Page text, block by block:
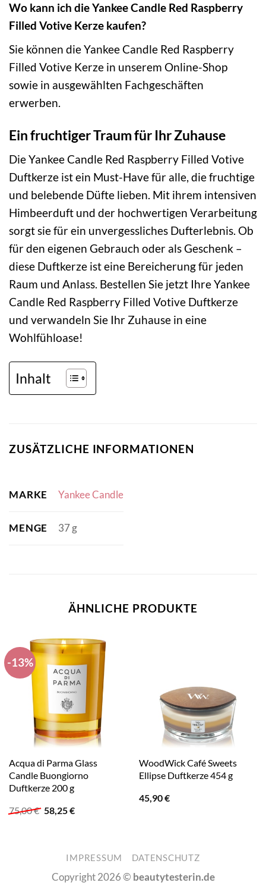
Wo kann ich die Yankee Candle Red Raspberry
Filled Votive Kerze kaufen?
Sie können die Yankee Candle Red Raspberry
Filled Votive Kerze in unserem Online-Shop
sowie in ausgewählten Fachgeschäften
erwerben.
Ein fruchtiger Traum für Ihr Zuhause
Die Yankee Candle Red Raspberry Filled Votive
Duftkerze ist ein Must-Have für alle, die fruchtige
und belebende Düfte lieben. Mit ihrem intensiven
Himbeerduft und der hochwertigen Verarbeitung
sorgt sie für ein unvergessliches Dufterlebnis. Ob
für den eigenen Gebrauch oder als Geschenk –
diese Duftkerze ist eine Bereicherung für jeden
Raum und Anlass. Bestellen Sie jetzt Ihre Yankee
Candle Red Raspberry Filled Votive Duftkerze
und verwandeln Sie Ihr Zuhause in eine
Wohlfühloase!
Inhalt
ZUSÄTZLICHE INFORMATIONEN
MARKE Yankee Candle
MENGE 37 g
ÄHNLICHE PRODUKTE
-13%
Acqua di Parma Glass
Candle Buongiorno
Duftkerze 200 g
75,00€ Ursprünglicher
Preis
58,25€Aktueller
WoodWick Café Sweets
Ellipse Duftkerze 454 g
45,90€
IMPRESSUM DATENSCHUTZ
Copyright 2026 © beautytesterin.de